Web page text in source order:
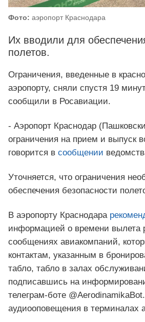
Фото: аэропорт Краснодара
Их вводили для
полетов.
Ограничения, введенные в
аэропорту, сняли спустя 19
сообщили в Росавиации.
- Аэропорт Краснодар
ограничения на прием и выпуск
говорится в сообщении
Уточняется, что ограничения
обеспечения безопасности
В аэропорту Краснодара
информацией о времени вылета
сообщениях авиакомпаний,
контактам, указанным в
табло, табло в залах
подписавшись на
телеграм-боте
аудиооповещения в терминалах